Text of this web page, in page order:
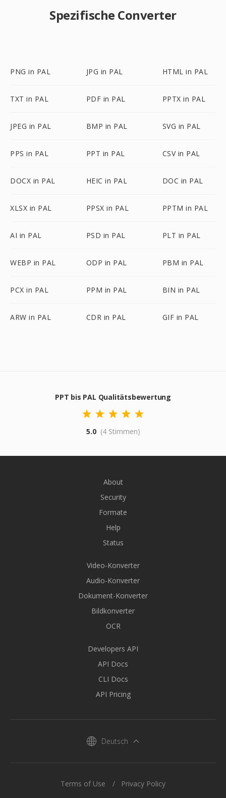
Spezifische Converter
PNG in PAL JPG in PAL HTML in PAL
TXT in PAL PDF in PAL PPTX in PAL
JPEG in PAL BMP in PAL SVG in PAL
PPS in PAL PPT in PAL CSV in PAL
DOCX in PAL HEIC in PAL DOC in PAL
XLSX in PAL PPSX in PAL PPTM in PAL
AI in PAL PSD in PAL PLT in PAL
WEBP in PAL ODP in PAL PBM in PAL
PCX in PAL PPM in PAL BIN in PAL
ARW in PAL CDR in PAL GIF in PAL
PPT bis PAL Qualitätsbewertung
5.0 (4 Stimmen)
About
Security
Formate
Help
Status
Video-Konverter
Audio-Konverter
Dokument-Konverter
Bildkonverter
OCR
Developers API
API Docs
CLI Docs
API Pricing
Deutsch
Terms of Use Privacy Policy